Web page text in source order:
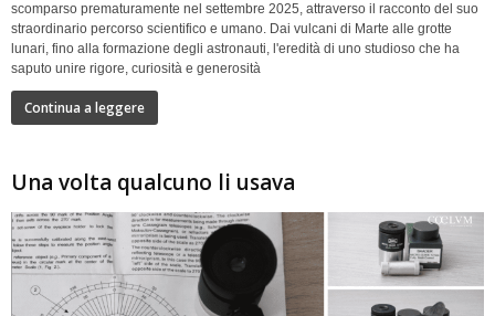
scomparso prematuramente nel settembre 2025, attraverso il racconto del suo
straordinario percorso scientifico e umano. Dai vulcani di Marte alle grotte
lunari, fino alla formazione degli astronauti, l'eredità di uno studioso che ha
saputo unire rigore, curiosità e generosità
Continua a leggere
Una volta qualcuno li usava